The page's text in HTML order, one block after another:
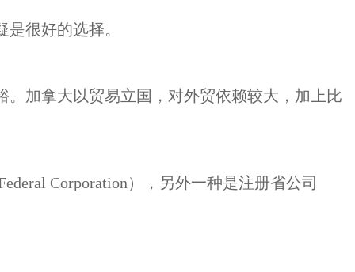
很好的选择。
加拿大以贸易立国，对外贸依赖较大，加上比
Corporation），另外一种是注册省公司